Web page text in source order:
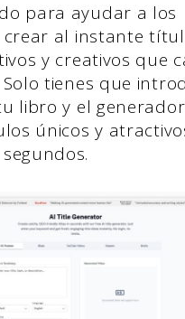
para ayudar a los
crear al instante
y creativos que
tienes que
libro y el
únicos y